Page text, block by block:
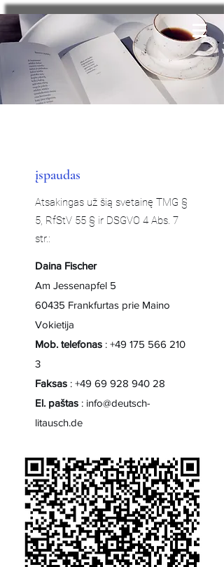
įspaudas
Atsakingas už šią svetainę TMG §
5, RfStV 55 § ir DSGVO 4 Abs. 7
str.:
Daina Fischer
Am Jessenapfel 5
60435 Frankfurtas prie Maino
Vokietija
Mob. telefonas : +49 175 566 210
3
Faksas : +49 69 928 940 28
El. paštas : info@deutsch-
litausch.de